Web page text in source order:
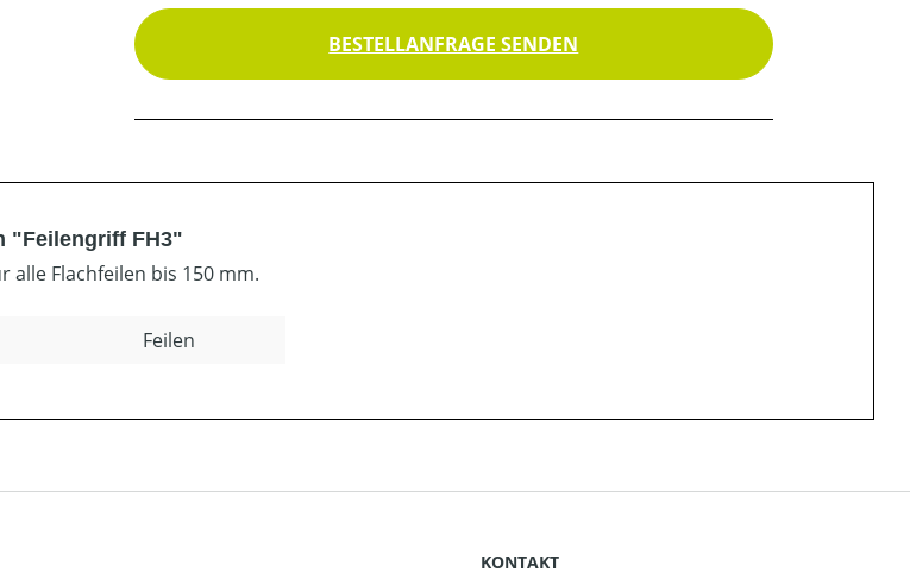
BESTELLANFRAGE SENDEN
"Feilengriff FH3"
Flachfeilen bis 150 mm.
Feilen
KONTAKT